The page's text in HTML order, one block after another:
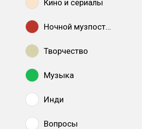
Кино и сериалы
Ночной музпостинг
Творчество
Музыка
Инди
Вопросы